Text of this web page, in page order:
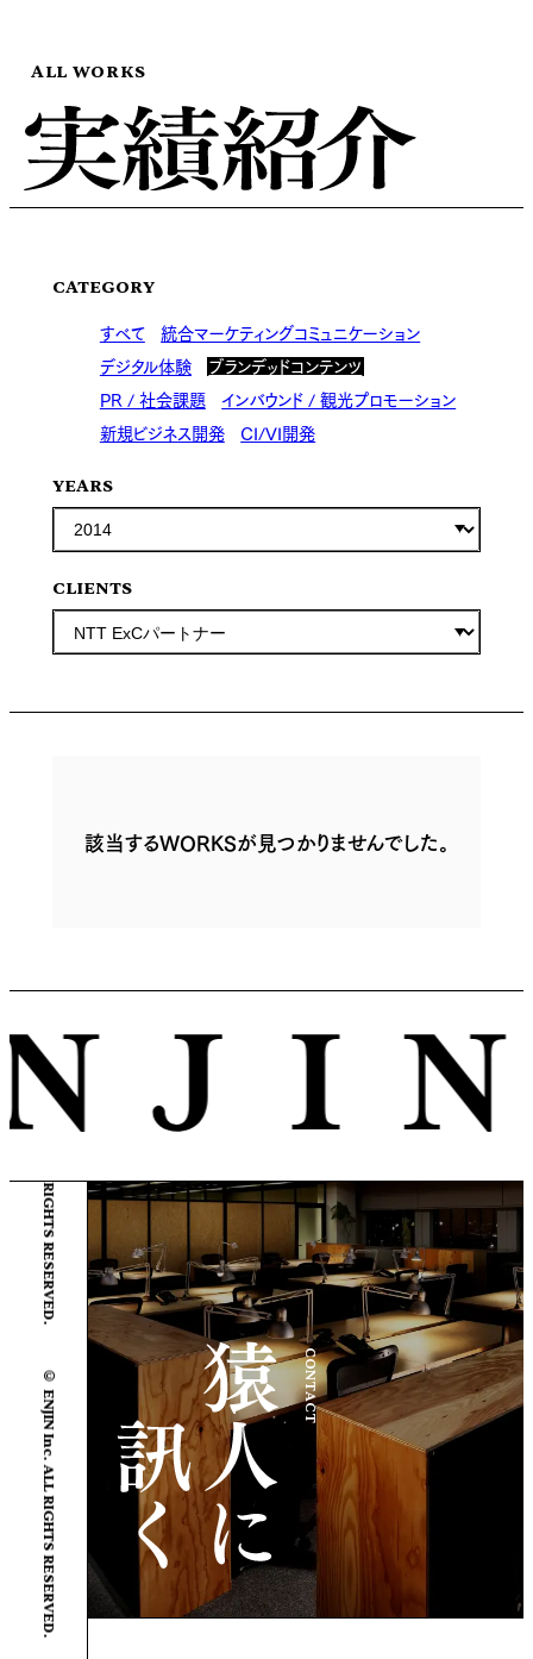
ALL WORKS
CATEGORY
すべて 統合マーケティングコミュニケーション
デジタル体験
ブランデッドコンテンツ
PR / 社会課題 インバウンド / 観光プロモーション
新規ビジネス開発 CI/VI開発
YEARS
CLIENTS
該当するWORKSが見つかりませんでした。
© ENJIN Inc. ALL RIGHTS RESERVED.
© ENJIN Inc. ALL RIGHTS RESERVED.
CONTACT